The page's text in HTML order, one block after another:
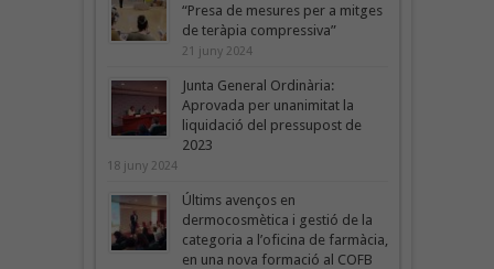
“Presa de mesures per a mitges
de teràpia compressiva”
21 juny 2024
Junta General Ordinària:
Aprovada per unanimitat la
liquidació del pressupost de
2023
18 juny 2024
Últims avenços en
dermocosmètica i gestió de la
categoria a l’oficina de farmàcia,
en una nova formació al COFB